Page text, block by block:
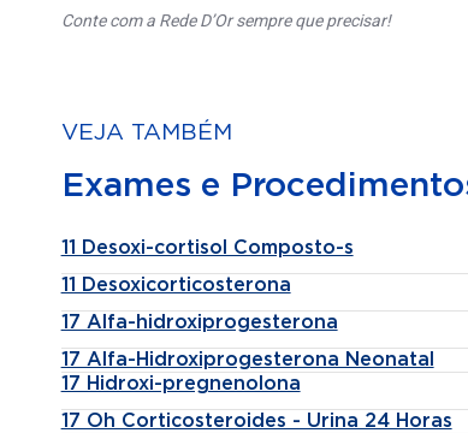
Conte com a Rede D’Or sempre que precisar!
VEJA TAMBÉM
Exames e
11 Desoxi-cortisol Composto-s
11 Desoxicorticosterona
17 Alfa-hidroxiprogesterona
17 Alfa-Hidroxiprogesterona Neonatal
17 Hidroxi-pregnenolona
17 Oh Corticosteroides - Urina 24 Horas